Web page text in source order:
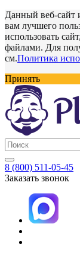
Данный веб-сайт
вам лучшего
использовать
файлами. Для
см.Политика
Принять
8 (800) 511-05-45
Заказать звонок